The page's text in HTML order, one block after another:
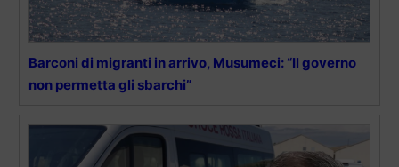
Barconi di migranti in arrivo, Musumeci: “Il governo
non permetta gli sbarchi”